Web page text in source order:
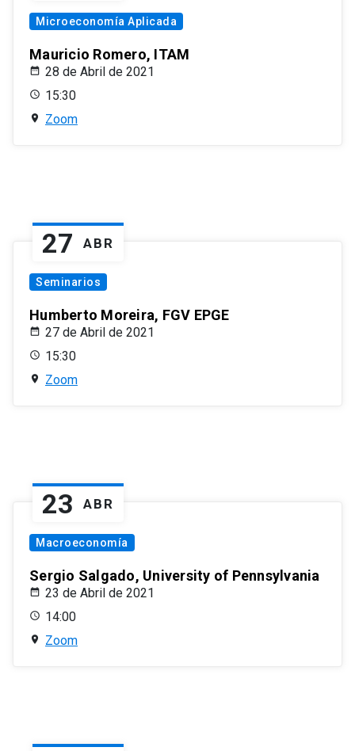
Microeconomía Aplicada
Mauricio Romero, ITAM
28 de Abril de 2021
15:30
Zoom
27 ABR
Seminarios
Humberto Moreira, FGV EPGE
27 de Abril de 2021
15:30
Zoom
23 ABR
Macroeconomía
Sergio Salgado, University of Pennsylvania
23 de Abril de 2021
14:00
Zoom